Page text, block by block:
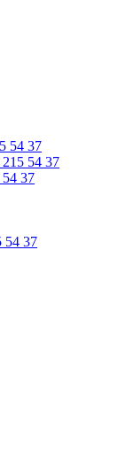
54 37
54 37
54 37
54 37